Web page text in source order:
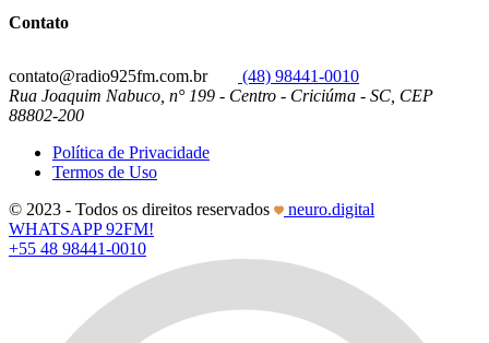
Contato
contato@radio925fm.com.br
(48) 98441-0010
Rua Joaquim Nabuco, n° 199 - Centro - Criciúma - SC, CEP
88802-200
Política de Privacidade
Termos de Uso
© 2023 - Todos os direitos reservados
neuro.digital
WHATSAPP 92FM!
+55 48 98441-0010